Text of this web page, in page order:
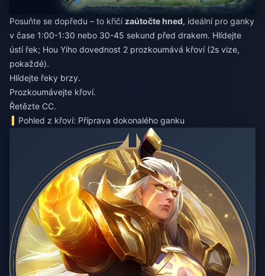
Posuňte se dopředu – to křičí zaútočte hned, ideální pro ganky
v čase 1:00-1:30 nebo 30-45 sekund před drakem. Hlídejte
ústí řek; Hou Yiho dovednost 2 prozkoumává křoví (2s vize,
pokaždé).
Hlídejte řeky brzy.
Prozkoumávejte křoví.
Řetězte CC.
Pohled z křoví: Příprava dokonalého ganku